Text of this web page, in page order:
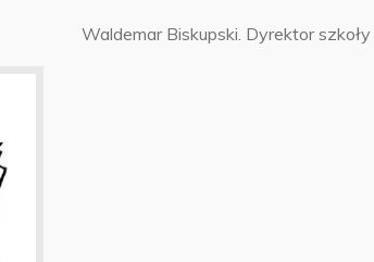
Waldemar Biskupski. Dyrektor szkoły